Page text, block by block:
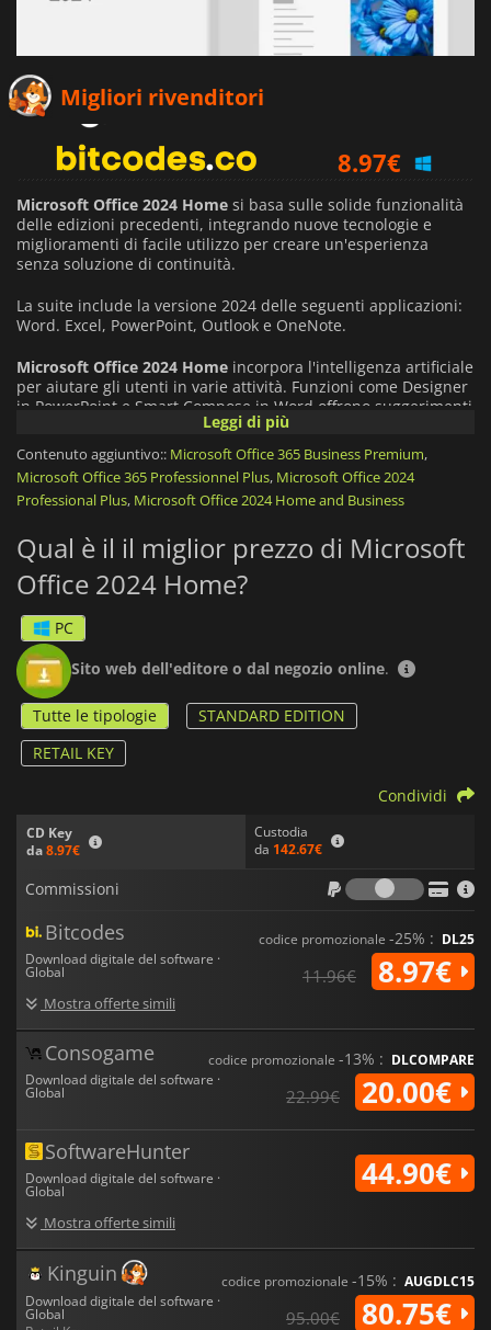
Migliori rivenditori
8.97€
20.00€
Microsoft Office 2024 Home si basa sulle solide funzionalità
delle edizioni precedenti, integrando nuove tecnologie e
miglioramenti di facile utilizzo per creare un'esperienza
senza soluzione di continuità.
La suite include la versione 2024 delle seguenti applicazioni:
Word. Excel, PowerPoint, Outlook e OneNote.
Microsoft Office 2024 Home incorpora l'intelligenza artificiale
per aiutare gli utenti in varie attività. Funzioni come Designer
in PowerPoint e Smart Compose in Word offrono suggerimenti
per migliorare i contenuti visivi e testuali.
Con strumenti di collaborazione potenziati, un'interfaccia
intuitiva e protocolli di sicurezza migliorati, Microsoft Office
2024 Homeè una suite all-inclusive perfetta per
soddisfare le diverse esigenze in un ambiente digitale.
Leggi di più
Contenuto aggiuntivo:: Microsoft Office 365 Business Premium,
Microsoft Office 365 Professionnel Plus, Microsoft Office 2024
Professional Plus, Microsoft Office 2024 Home and Business
Qual è il il miglior prezzo di Microsoft
Office 2024 Home?
PC
Sito web dell'editore o dal negozio online.
Tutte le tipologie
STANDARD EDITION
RETAIL KEY
CD Key
da8.97€
Custodia
da 142.67€
Condividi
Commissioni
Bitcodes
Download digitale del software ·
Global
Mostra offerte simili
codice promozionale -25% : DL25
11.96€ 8.97€
Consogame
Download digitale del software ·
Global
codice promozionale -13% : DLCOMPARE
22.99€ 20.00€
SoftwareHunter
Download digitale del software ·
Global
Mostra offerte simili
44.90€
Kinguin
Download digitale del software ·
Global
codice promozionale -15% : AUGDLC15
95.00€ 80.75€